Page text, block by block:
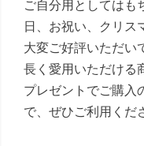
ご自分用としてはも
日、お祝い、クリス
大変ご好評いただい
長く愛用いただける
プレゼントでご購入
で、ぜひご利用くだ